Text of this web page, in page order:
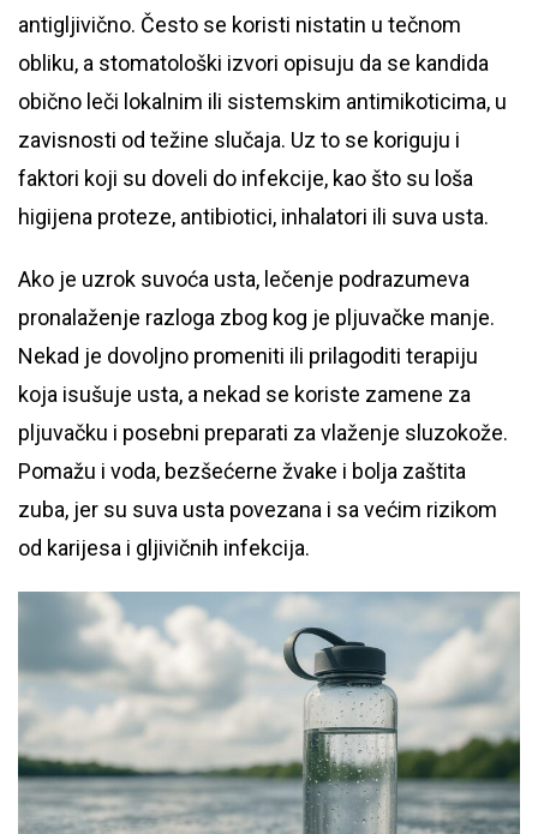
antigljivično. Često se koristi nistatin u tečnom
obliku, a stomatološki izvori opisuju da se kandida
obično leči lokalnim ili sistemskim antimikoticima, u
zavisnosti od težine slučaja. Uz to se koriguju i
faktori koji su doveli do infekcije, kao što su loša
higijena proteze, antibiotici, inhalatori ili suva usta.
Ako je uzrok suvoća usta, lečenje podrazumeva
pronalaženje razloga zbog kog je pljuvačke manje.
Nekad je dovoljno promeniti ili prilagoditi terapiju
koja isušuje usta, a nekad se koriste zamene za
pljuvačku i posebni preparati za vlaženje sluzokože.
Pomažu i voda, bezšećerne žvake i bolja zaštita
zuba, jer su suva usta povezana i sa većim rizikom
od karijesa i gljivičnih infekcija.